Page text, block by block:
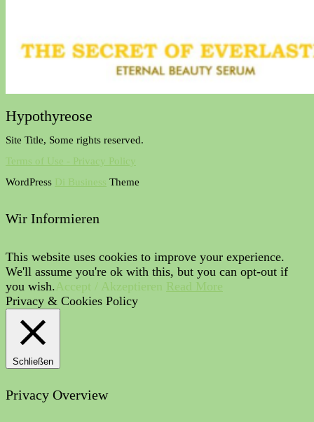
Hypothyreose
Site Title, Some rights reserved.
Terms of Use - Privacy Policy
WordPress Di Business Theme
Wir Informieren
This website uses cookies to improve your experience.
We'll assume you're ok with this, but you can opt-out if
you wish.Accept / Akzeptieren Read More
Privacy & Cookies Policy
Schließen
Privacy Overview